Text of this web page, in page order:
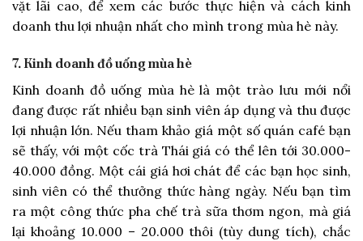
vặt lãi cao, để xem các bước thực hiện và cách kinh
doanh thu lợi nhuận nhất cho mình trong mùa hè này.
7. Kinh doanh đồ uống mùa hè
Kinh doanh đồ uống mùa hè là một trào lưu mới nổi
đang được rất nhiều bạn sinh viên áp dụng và thu được
lợi nhuận lớn. Nếu tham khảo giá một số quán café bạn
sẽ thấy, với một cốc trà Thái giá có thể lên tới 30.000-
40.000 đồng. Một cái giá hơi chát để các bạn học sinh,
sinh viên có thể thưởng thức hàng ngày. Nếu bạn tìm
ra một công thức pha chế trà sữa thơm ngon, mà giá
lại khoảng 10.000 – 20.000 thôi (tùy dung tích), chắc